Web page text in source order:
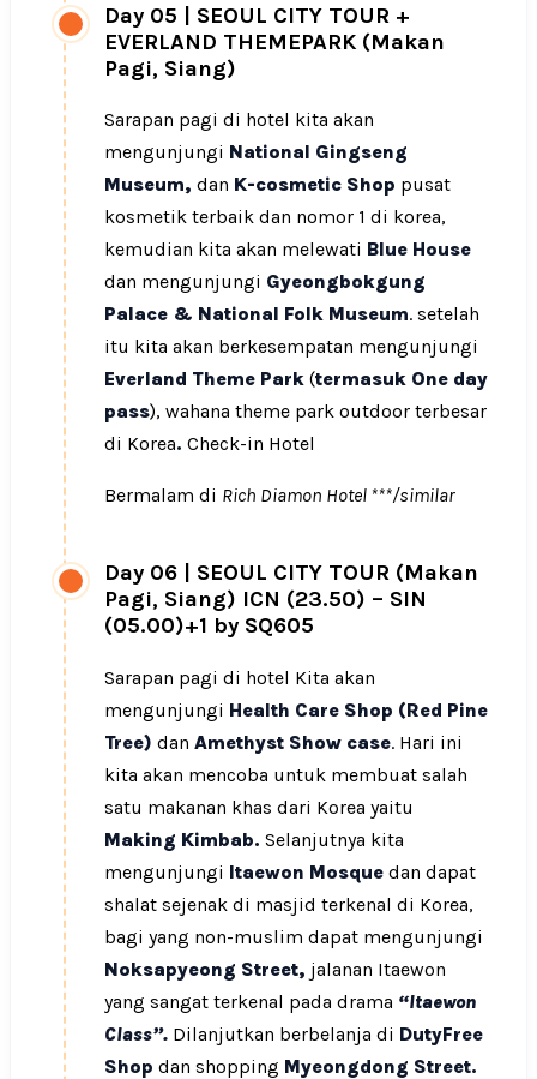
Day 05 | SEOUL CITY TOUR +
EVERLAND THEMEPARK (Makan
Pagi, Siang)
Sarapan pagi di hotel kita akan
mengunjungi National Gingseng
Museum, dan K-cosmetic Shop pusat
kosmetik terbaik dan nomor 1 di korea,
kemudian kita akan melewati Blue House
dan mengunjungi Gyeongbokgung
Palace & National Folk Museum. setelah
itu kita akan berkesempatan mengunjungi
Everland Theme Park (termasuk One day
pass), wahana theme park outdoor terbesar
di Korea. Check-in Hotel
Bermalam di Rich Diamon Hotel ***/similar
Day 06
SEOUL CITY TOUR (Makan
Pagi, Siang) ICN (23.50) – SIN
(05.00)+1 by SQ605
Sarapan pagi di hotel Kita akan
mengunjungi Health Care Shop (Red Pine
Tree) dan Amethyst Show case. Hari ini
kita akan mencoba untuk membuat salah
satu makanan khas dari Korea yaitu
Making Kimbab. Selanjutnya kita
mengunjungi Itaewon Mosque dan dapat
shalat sejenak di masjid terkenal di Korea,
bagi yang non-muslim dapat mengunjungi
Noksapyeong Street, jalanan Itaewon
yang sangat terkenal pada drama “Itaewon
Class”. Dilanjutkan berbelanja di DutyFree
Shop dan shopping Myeongdong Street.